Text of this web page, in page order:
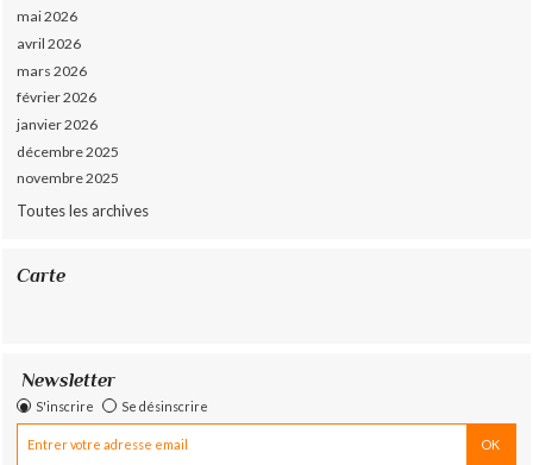
mai 2026
avril 2026
mars 2026
février 2026
janvier 2026
décembre 2025
novembre 2025
Toutes les archives
Carte
Newsletter
S'inscrire Se désinscrire